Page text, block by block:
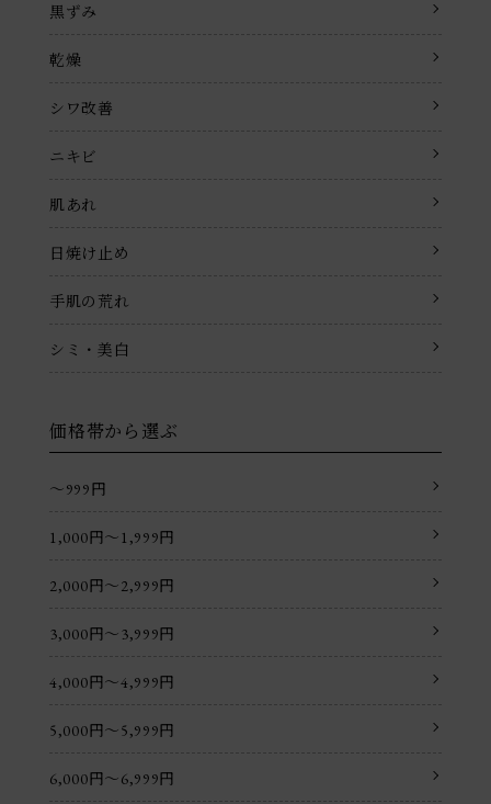
黒ずみ
乾燥
シワ改善
ニキビ
肌あれ
日焼け止め
手肌の荒れ
シミ・美白
価格帯から選ぶ
〜999円
1,000円〜1,999円
2,000円〜2,999円
3,000円〜3,999円
4,000円〜4,999円
5,000円〜5,999円
6,000円〜6,999円